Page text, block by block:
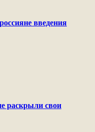
введения
раскрыли свои